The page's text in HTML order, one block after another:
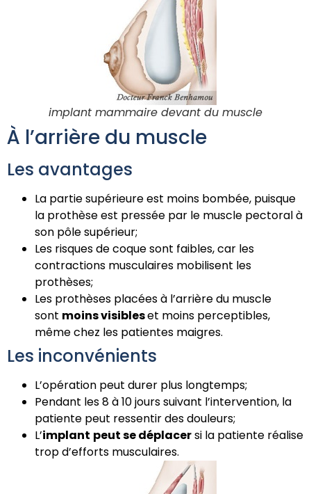
implant mammaire devant du muscle
À l’arrière du muscle
Les avantages
La partie supérieure est moins bombée, puisque
la prothèse est pressée par le muscle pectoral à
son pôle supérieur;
Les risques de coque sont faibles, car les
contractions musculaires mobilisent les
prothèses;
Les prothèses placées à l’arrière du muscle
sont moins visibleset moins perceptibles,
même chez les patientes maigres.
Les inconvénients
L’opération peut durer plus longtemps;
Pendant les 8 à 10 jours suivant l’intervention, la
patiente peut ressentir des douleurs;
L’implant peut se déplacersi la patiente réalise
trop d’efforts musculaires.